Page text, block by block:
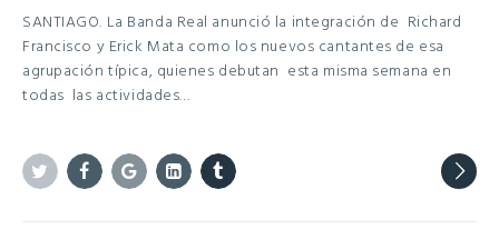
SANTIAGO. La Banda Real anunció la integración de Richard
Francisco y Erick Mata como los nuevos cantantes de esa
agrupación típica, quienes debutan esta misma semana en
todas las actividades…